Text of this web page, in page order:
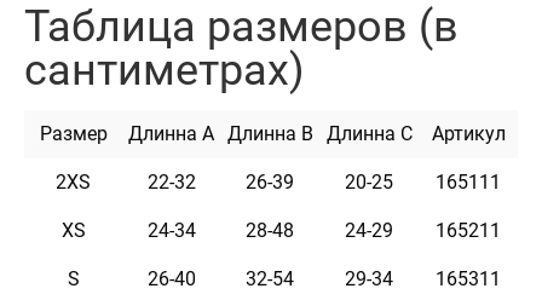
кожу, поэтому точно будут нравиться вам и вашему
любимцу. Они изготовлены из высококачественного
материалы повышенной прочности, стойкости к
деформации, растяжению и трению. Эти накидки
очень легкие в уходе и использовании. Они легко
Яркие цвета позволяют владельцам животных
Таблица размеров (в
сантиметрах)
Размер Длинна A Длинна B Длинна C Артикул
2XS 22-32 26-39 20-25 165111
XS 24-34 28-48 24-29 165211
S 26-40 32-54 29-34 165311